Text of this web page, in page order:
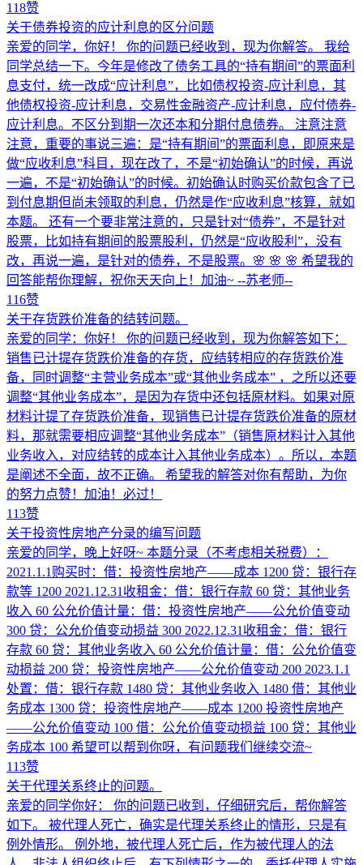
118赞
关于债券投资的应计利息的区分问题
亲爱的同学，你好！ 你的问题已经收到，现为你解答。 我给
同学总结一下。今年是修改了债务工具的“持有期间”的票面利
息支付，统一改成“应计利息”，比如债权投资-应计利息，其
他债权投资-应计利息，交易性金融资产-应计利息，应付债券-
应计利息。不区分到期一次还本和分期付息债券。 注意注意
注意，重要的事说三遍：是“持有期间”的票面利息，即原来是
做“应收利息”科目，现在改了，不是“初始确认”的时候，再说
一遍，不是“初始确认”的时候。初始确认时购买价款包含了已
到付息期但尚未领取的利息，仍然是作“应收利息”核算，就如
本题。 还有一个要非常注意的，只是针对“债券”，不是针对
股票，比如持有期间的股票股利，仍然是“应收股利”，没有
改，再说一遍，是针对的债券，不是股票。🌸 🌸 🌸 希望我的
回答能帮你理解，祝你天天向上！加油~ --苏老师--
116赞
关于存货跌价准备的结转问题。
亲爱的同学：你好！ 你的问题已经收到，现为你解答如下：
销售已计提存货跌价准备的存货，应结转相应的存货跌价准
备，同时调整“主营业务成本”或“其他业务成本” ，之所以还要
调整“其他业务成本”，是因为存货中还包括原材料。如果对原
材料计提了存货跌价准备，现销售已计提存货跌价准备的原材
料，那就需要相应调整“其他业务成本”（销售原材料计入其他
业务收入，对应结转的成本计入其他业务成本）。所以，本题
是阐述不全面，故不正确。 希望我的解答对你有帮助，为你
的努力点赞！加油！必过！
113赞
关于投资性房地产分录的编写问题
亲爱的同学，晚上好呀~ 本题分录（不考虑相关税费）：
2021.1.1购买时：借：投资性房地产——成本 1200 贷：银行存
款等 1200 2021.12.31收租金：借：银行存款 60 贷：其他业务
收入 60 公允价值计量：借：投资性房地产——公允价值变动
300 贷：公允价值变动损益 300 2022.12.31收租金：借：银行
存款 60 贷：其他业务收入 60 公允价值计量：借：公允价值变
动损益 200 贷：投资性房地产——公允价值变动 200 2023.1.1
处置：借：银行存款 1480 贷：其他业务收入 1480 借：其他业
务成本 1300 贷：投资性房地产——成本 1200 投资性房地产
——公允价值变动 100 借：公允价值变动损益 100 贷：其他业
务成本 100 希望可以帮到你呀，有问题我们继续交流~
113赞
关于代理关系终止的问题。
亲爱的同学你好： 你的问题已收到，仔细研究后，帮你解答
如下。 被代理人死亡，确实是代理关系终止的情形，只是有
例外情形。 例外地，被代理人死亡后，作为被代理人的法